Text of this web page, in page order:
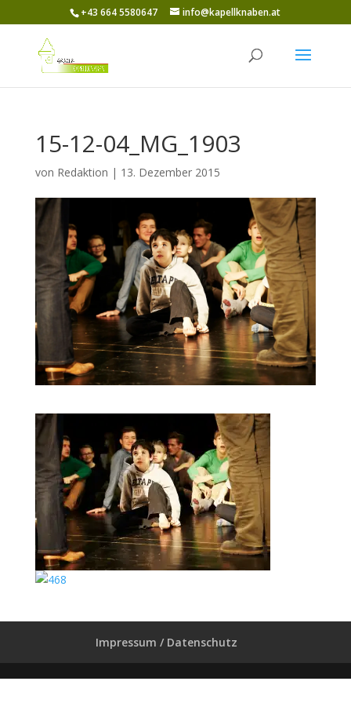
+43 664 5580647 info@kapellknaben.at
15-12-04_MG_1903
von Redaktion | 13. Dezember 2015
Impressum / Datenschutz